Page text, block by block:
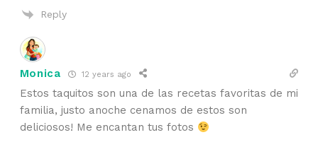
Reply
Monica 12 years ago
Estos taquitos son una de las recetas favoritas de mi
familia, justo anoche cenamos de estos son
deliciosos! Me encantan tus fotos